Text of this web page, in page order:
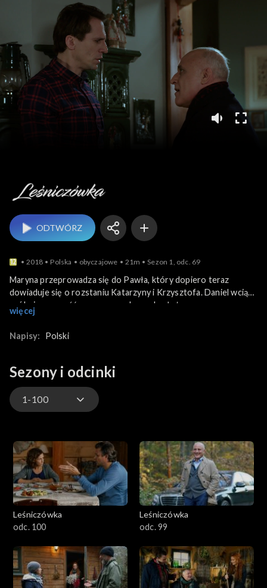
Leśniczówka
ODTWÓRZ
2018 Polska obyczajowe 21m Sezon 1, odc. 69
Maryna przeprowadza się do Pawła, który dopiero teraz
dowiaduje się o rozstaniu Katarzyny i Krzysztofa. Daniel wciąż
próbuje rozgryźć mapę prowadzącą do złota.
więcej
Napisy: Polski
Sezony i odcinki
1-100
801-900
701-800
601-700
501-600
401-500
Leśniczówka
odc. 100
Leśniczówka
odc. 99